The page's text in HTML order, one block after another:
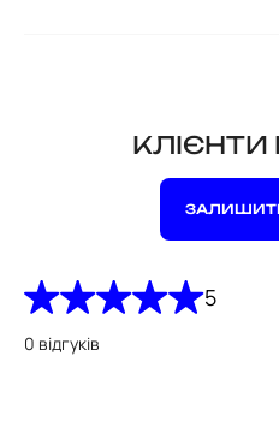
5
0 відгуків